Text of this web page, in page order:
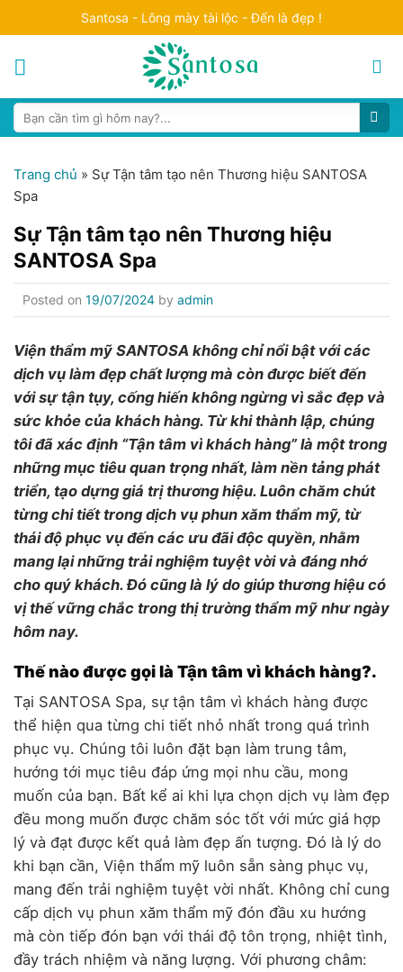
to
content
Santosa - Lông mày tài lộc - Đến là đẹp !
Search
for:
Trang chủ » Sự Tận tâm tạo nên Thương hiệu SANTOSA
Spa
Sự Tận tâm tạo nên Thương hiệu
SANTOSA Spa
Posted on 19/07/2024 by admin
Viện thẩm mỹ SANTOSA không chỉ nổi bật với các
dịch vụ làm đẹp chất lượng mà còn được biết đến
với sự tận tụy, cống hiến không ngừng vì sắc đẹp và
sức khỏe của khách hàng. Từ khi thành lập, chúng
tôi đã xác định “Tận tâm vì khách hàng” là một trong
những mục tiêu quan trọng nhất, làm nền tảng phát
triển, tạo dựng giá trị thương hiệu. Luôn chăm chút
từng chi tiết trong dịch vụ phun xăm thẩm mỹ, từ
thái độ phục vụ đến các ưu đãi độc quyền, nhằm
mang lại những trải nghiệm tuyệt vời và đáng nhớ
cho quý khách. Đó cũng là lý do giúp thương hiệu có
vị thế vững chắc trong thị trường thẩm mỹ như ngày
hôm nay.
Thế nào được gọi là Tận tâm vì khách hàng?.
Tại SANTOSA Spa, sự tận tâm vì khách hàng được
thể hiện qua từng chi tiết nhỏ nhất trong quá trình
phục vụ. Chúng tôi luôn đặt bạn làm trung tâm,
hướng tới mục tiêu đáp ứng mọi nhu cầu, mong
muốn của bạn. Bất kể ai khi lựa chọn dịch vụ làm đẹp
đều mong muốn được chăm sóc tốt với mức giá hợp
lý và đạt được kết quả làm đẹp ấn tượng. Đó là lý do
khi bạn cần, Viện thẩm mỹ luôn sẵn sàng phục vụ,
mang đến trải nghiệm tuyệt vời nhất. Không chỉ cung
cấp dịch vụ phun xăm thẩm mỹ đón đầu xu hướng
mà còn tiếp đón bạn với thái độ tôn trọng, nhiệt tình,
đầy trách nhiệm và năng lượng. Với phương châm: